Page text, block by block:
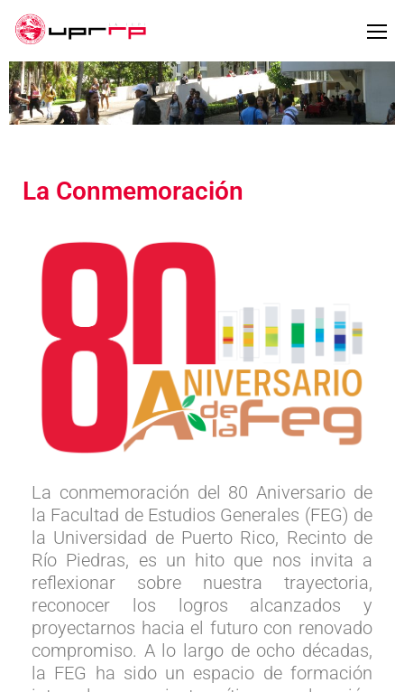
La Conmemoración
La conmemoración del 80 Aniversario de
la Facultad de Estudios Generales (FEG) de
la Universidad de Puerto Rico, Recinto de
Río Piedras, es un hito que nos invita a
reflexionar sobre nuestra trayectoria,
reconocer los logros alcanzados y
proyectarnos hacia el futuro con renovado
compromiso. A lo largo de ocho décadas,
la FEG ha sido un espacio de formación